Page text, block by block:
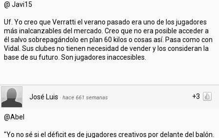
@ Javi15
Uf. Yo creo que Verratti el verano pasado era uno de los jugadores
más inalcanzables del mercado. Creo que no era posible acceder a
él salvo sobrepagándolo en plan 60 kilos o cosas así. Pasa como con
Vidal. Sus clubes no tienen necesidad de vender y los consideran la
base de su futuro. Son jugadores inaccesibles.
+3
José Luis · hace 661 semanas
@Abel
"Yo no sé si el déficit es de jugadores creativos por delante del balón.